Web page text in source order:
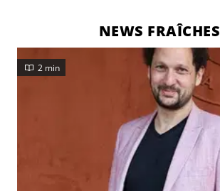
NEWS FRAÎCHES
2 min